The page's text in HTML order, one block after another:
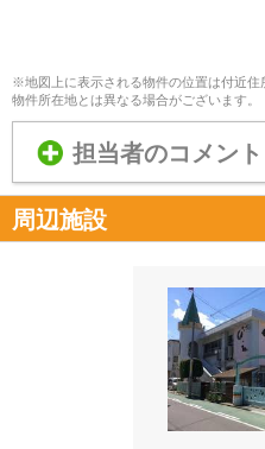
※地図上に表示される物件の位置は付近
物件所在地とは異なる場合がございます。
担当者のコメント
周辺施設